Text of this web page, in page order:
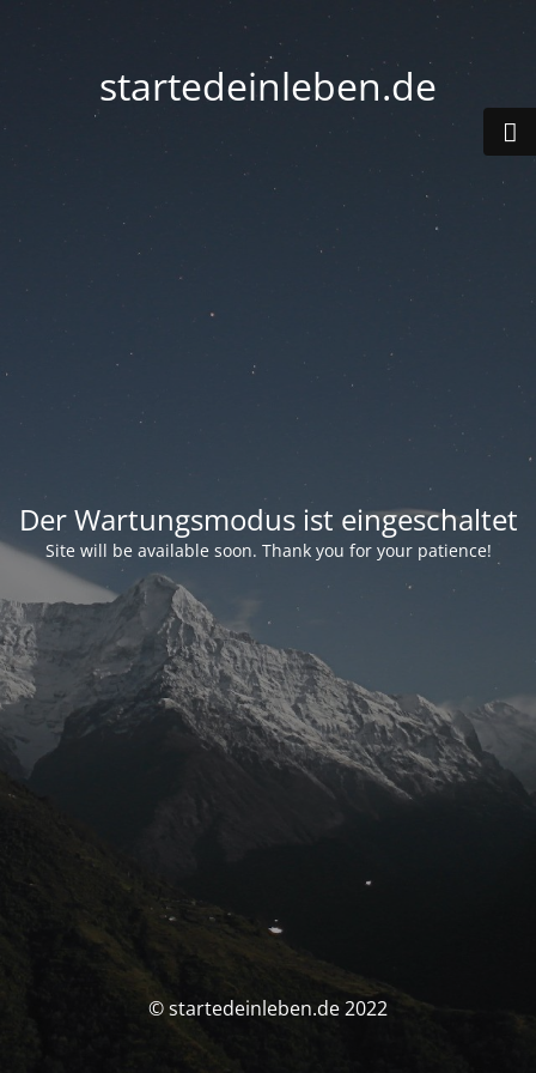
startedeinleben.de
Der Wartungsmodus ist eingeschaltet
Site will be available soon. Thank you for your patience!
© startedeinleben.de 2022